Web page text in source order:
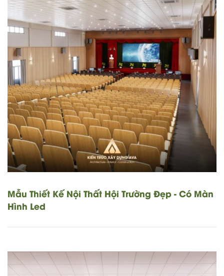
Mẫu Thiết Kế Nội Thất Hội Trường Đẹp - Có Màn
Hình Led